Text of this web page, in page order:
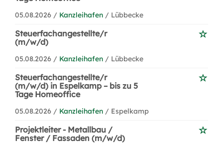
05.08.2026 / Kanzleihafen / Lübbecke
Steuerfachangestellte/r
(m/w/d)
05.08.2026 / Kanzleihafen / Lübbecke
Steuerfachangestellte/r
(m/w/d) in Espelkamp – bis zu 5
Tage Homeoffice
05.08.2026 / Kanzleihafen / Espelkamp
Projektleiter - Metallbau /
Fenster / Fassaden (m/w/d)